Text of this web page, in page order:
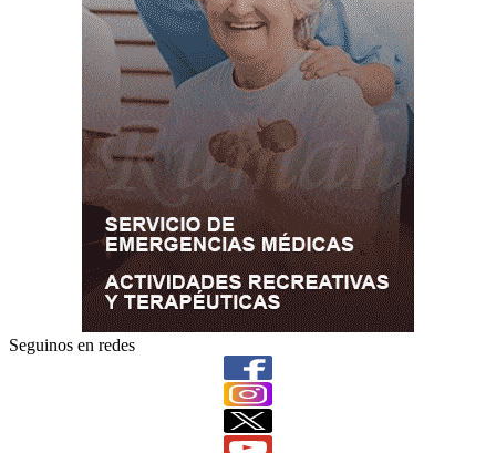
Seguinos en redes